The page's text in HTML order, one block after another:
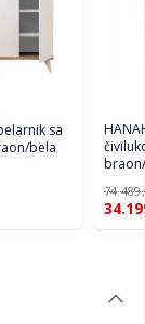
sa
bela